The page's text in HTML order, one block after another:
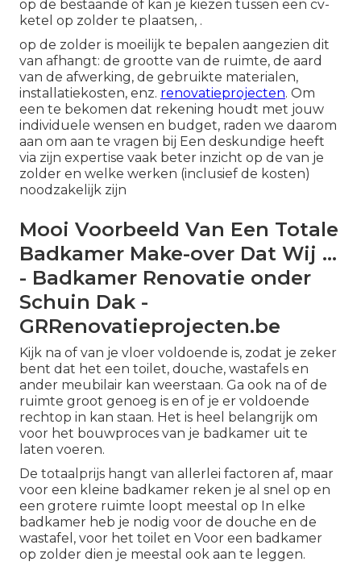
op de bestaande of kan je kiezen tussen een cv-
ketel op zolder te plaatsen, .
op de zolder is moeilijk te bepalen aangezien dit
van afhangt: de grootte van de ruimte, de aard
van de afwerking, de gebruikte materialen,
installatiekosten, enz. renovatieprojecten. Om
een te bekomen dat rekening houdt met jouw
individuele wensen en budget, raden we daarom
aan om aan te vragen bij Een deskundige heeft
via zijn expertise vaak beter inzicht op de van je
zolder en welke werken (inclusief de kosten)
noodzakelijk zijn
Mooi Voorbeeld Van Een Totale
Badkamer Make-over Dat Wij ...
- Badkamer Renovatie onder
Schuin Dak -
GRRenovatieprojecten.be
Kijk na of van je vloer voldoende is, zodat je zeker
bent dat het een toilet, douche, wastafels en
ander meubilair kan weerstaan. Ga ook na of de
ruimte groot genoeg is en of je er voldoende
rechtop in kan staan. Het is heel belangrijk om
voor het bouwproces van je badkamer uit te
laten voeren.
De totaalprijs hangt van allerlei factoren af, maar
voor een kleine badkamer reken je al snel op en
een grotere ruimte loopt meestal op In elke
badkamer heb je nodig voor de douche en de
wastafel, voor het toilet en Voor een badkamer
op zolder dien je meestal ook aan te leggen.